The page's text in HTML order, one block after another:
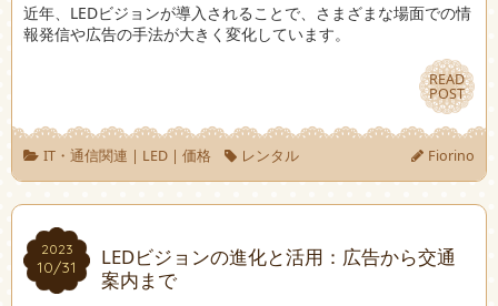
近年、LEDビジョンが導入されることで、さまざまな場面での情
報発信や広告の手法が大きく変化しています。
READ
POST
READ
POST
IT・通信関連 | LED| 価格 レンタル Fiorino
2023
10/31
2023
10/31
LEDビジョンの進化と活用：広告から交通
案内まで